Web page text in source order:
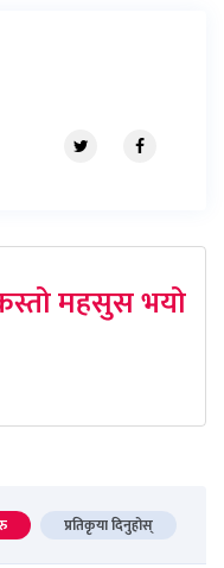
महसुस भयो
प्रतिकृया दिनुहोस्